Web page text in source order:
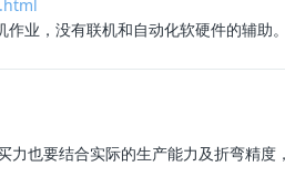
业，没有联机和自动化软硬件的辅助
力也要结合实际的生产能力及折弯精度